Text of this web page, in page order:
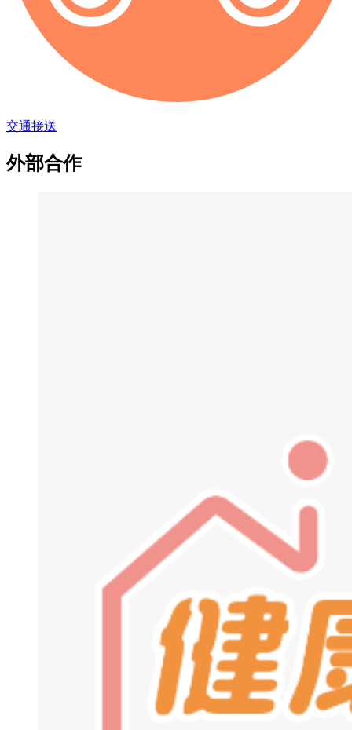
交通接送
外部合作